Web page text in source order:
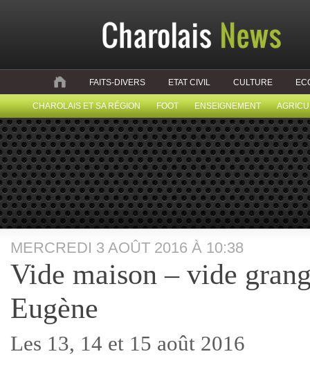
FAITS-DIVERS ETAT CIVIL CULTURE
CHAROLAIS ET SA RÉGION FOOT ENSEIGNEMENT
MERCREDI 3 AOÛT 2016 À 10:38
Vide maison – vide
Eugène
Les 13, 14 et 15 août 2016